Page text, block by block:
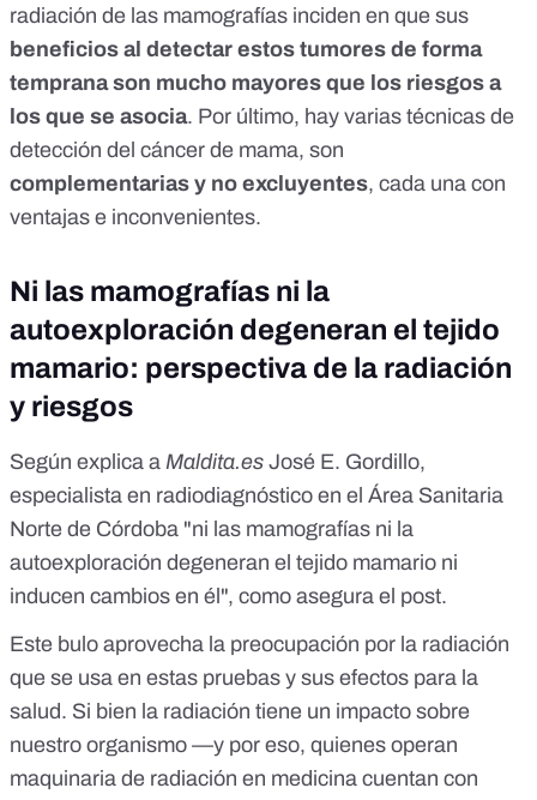
radiación de las mamografías inciden en que sus
beneficios al detectar estos tumores de forma
temprana son mucho mayores que los riesgos a
los que se asocia. Por último, hay varias técnicas de
detección del cáncer de mama, son
complementarias y no excluyentes, cada una con
ventajas e inconvenientes.
Ni las mamografías ni la
autoexploración degeneran el tejido
mamario: perspectiva de la radiación
y riesgos
Según explica a Maldita.es José E. Gordillo,
especialista en radiodiagnóstico en el Área Sanitaria
Norte de Córdoba "ni las mamografías ni la
autoexploración degeneran el tejido mamario ni
inducen cambios en él", como asegura el post.
Este bulo aprovecha la preocupación por la radiación
que se usa en estas pruebas y sus efectos para la
salud. Si bien la radiación tiene un impacto sobre
nuestro organismo —y por eso, quienes operan
maquinaria de radiación en medicina cuentan con